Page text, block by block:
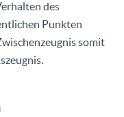
des
Punkten
somit